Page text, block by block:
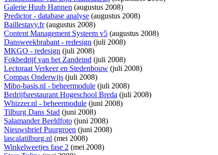
Galerie Huub Hannen (augustus 2008)
Predictor - database analyse (augustus 2008)
Baillestavy.fr(augustus 2008)
Content Management Systeem v5 (augustus 2008)
Dansweekbrabant - redesign (juli 2008)
MKGO - redesign (juli 2008)
Fokbedrijf van het Zandeind (juli 2008)
Lectoraat Verkeer en Stedenbouw (juli 2008)
Compas Onderwijs (juli 2008)
Mibo-basis.nl - beheermodule (juli 2008)
Bedrijfsrestaurant Hogeschool Breda (juli 2008)
Whizzer.nl - beheermodule (juni 2008)
Tilburg Dans Stad (juni 2008)
Salamander Beeldfoto (juni 2008)
Nieuwsbrief Puurgroen (juni 2008)
lascalatilburg.nl (mei 2008)
Winkelweetjes fase 2 (mei 2008)